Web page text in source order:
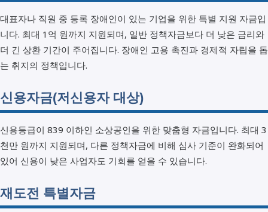
대표자나 직원 중 등록 장애인이 있는 기업을 위한 특별 지원 자금입
니다. 최대 1억 원까지 지원되며, 일반 정책자금보다 더 낮은 금리와
더 긴 상환 기간이 주어집니다. 장애인 고용 촉진과 경제적 자립을 돕
는 취지의 정책입니다.
신용자금(저신용자 대상)
신용등급이 839 이하인 소상공인을 위한 맞춤형 자금입니다. 최대 3
천만 원까지 지원되며, 다른 정책자금에 비해 심사 기준이 완화되어
있어 신용이 낮은 사업자도 기회를 얻을 수 있습니다.
재도전 특별자금